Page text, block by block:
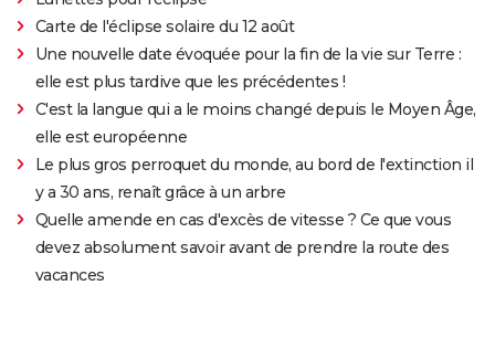
Carte de l'éclipse solaire du 12 août
Une nouvelle date évoquée pour la fin de la vie sur Terre :
elle est plus tardive que les précédentes !
C'est la langue qui a le moins changé depuis le Moyen Âge,
elle est européenne
Le plus gros perroquet du monde, au bord de l'extinction il
y a 30 ans, renaît grâce à un arbre
Quelle amende en cas d'excès de vitesse ? Ce que vous
devez absolument savoir avant de prendre la route des
vacances